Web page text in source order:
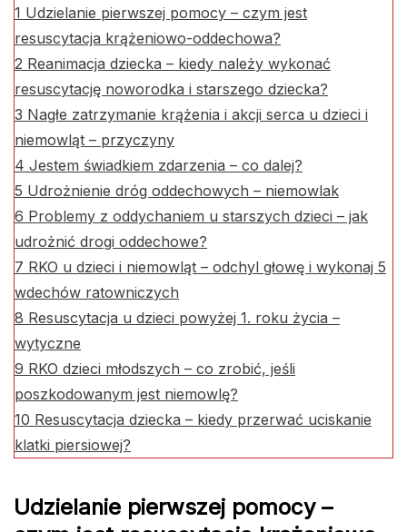
1 Udzielanie pierwszej pomocy – czym jest
resuscytacja krążeniowo-oddechowa?
2 Reanimacja dziecka – kiedy należy wykonać
resuscytację noworodka i starszego dziecka?
3 Nagłe zatrzymanie krążenia i akcji serca u dzieci i
niemowląt – przyczyny
4 Jestem świadkiem zdarzenia – co dalej?
5 Udrożnienie dróg oddechowych – niemowlak
6 Problemy z oddychaniem u starszych dzieci – jak
udrożnić drogi oddechowe?
7 RKO u dzieci i niemowląt – odchyl głowę i wykonaj 5
wdechów ratowniczych
8 Resuscytacja u dzieci powyżej 1. roku życia –
wytyczne
9 RKO dzieci młodszych – co zrobić, jeśli
poszkodowanym jest niemowlę?
10 Resuscytacja dziecka – kiedy przerwać uciskanie
klatki piersiowej?
Udzielanie pierwszej pomocy –